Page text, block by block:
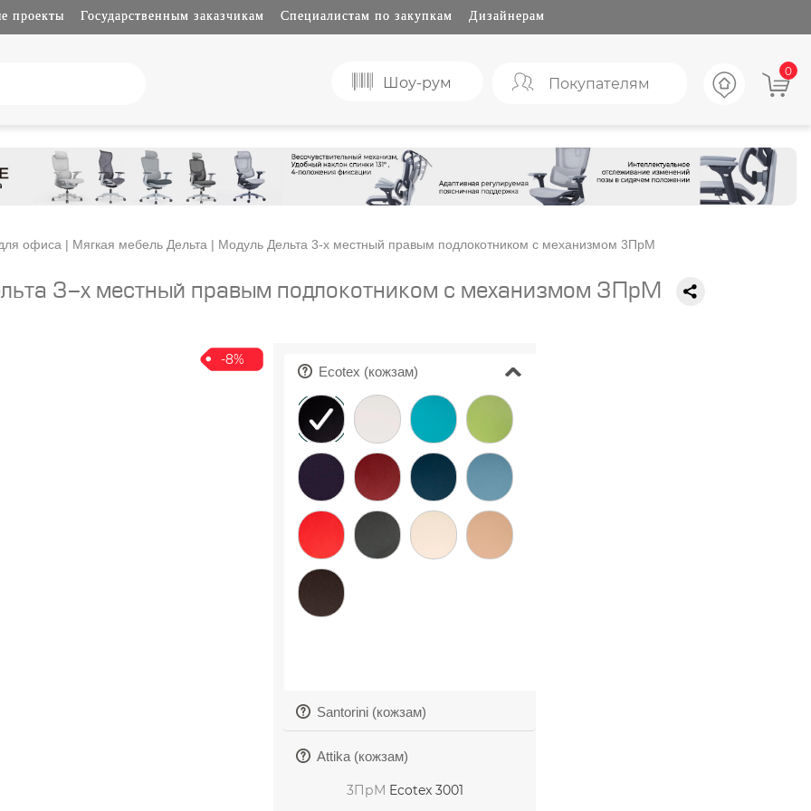
проекты Государственным заказчикам Специалистам по закупкам Дизайнерам
0
Покупателям
Шоу-рум
офиса | Мягкая мебель Дельта | Модуль Дельта 3-х местный правым подлокотником с механизмом 3ПрМ
3-х местный правым подлокотником с механизмом 3ПрМ
-8%
Ecotex (кожзам)
Santorini (кожзам)
Attika (кожзам)
Aries (кожзам)
3ПрМ Ecotex 3001